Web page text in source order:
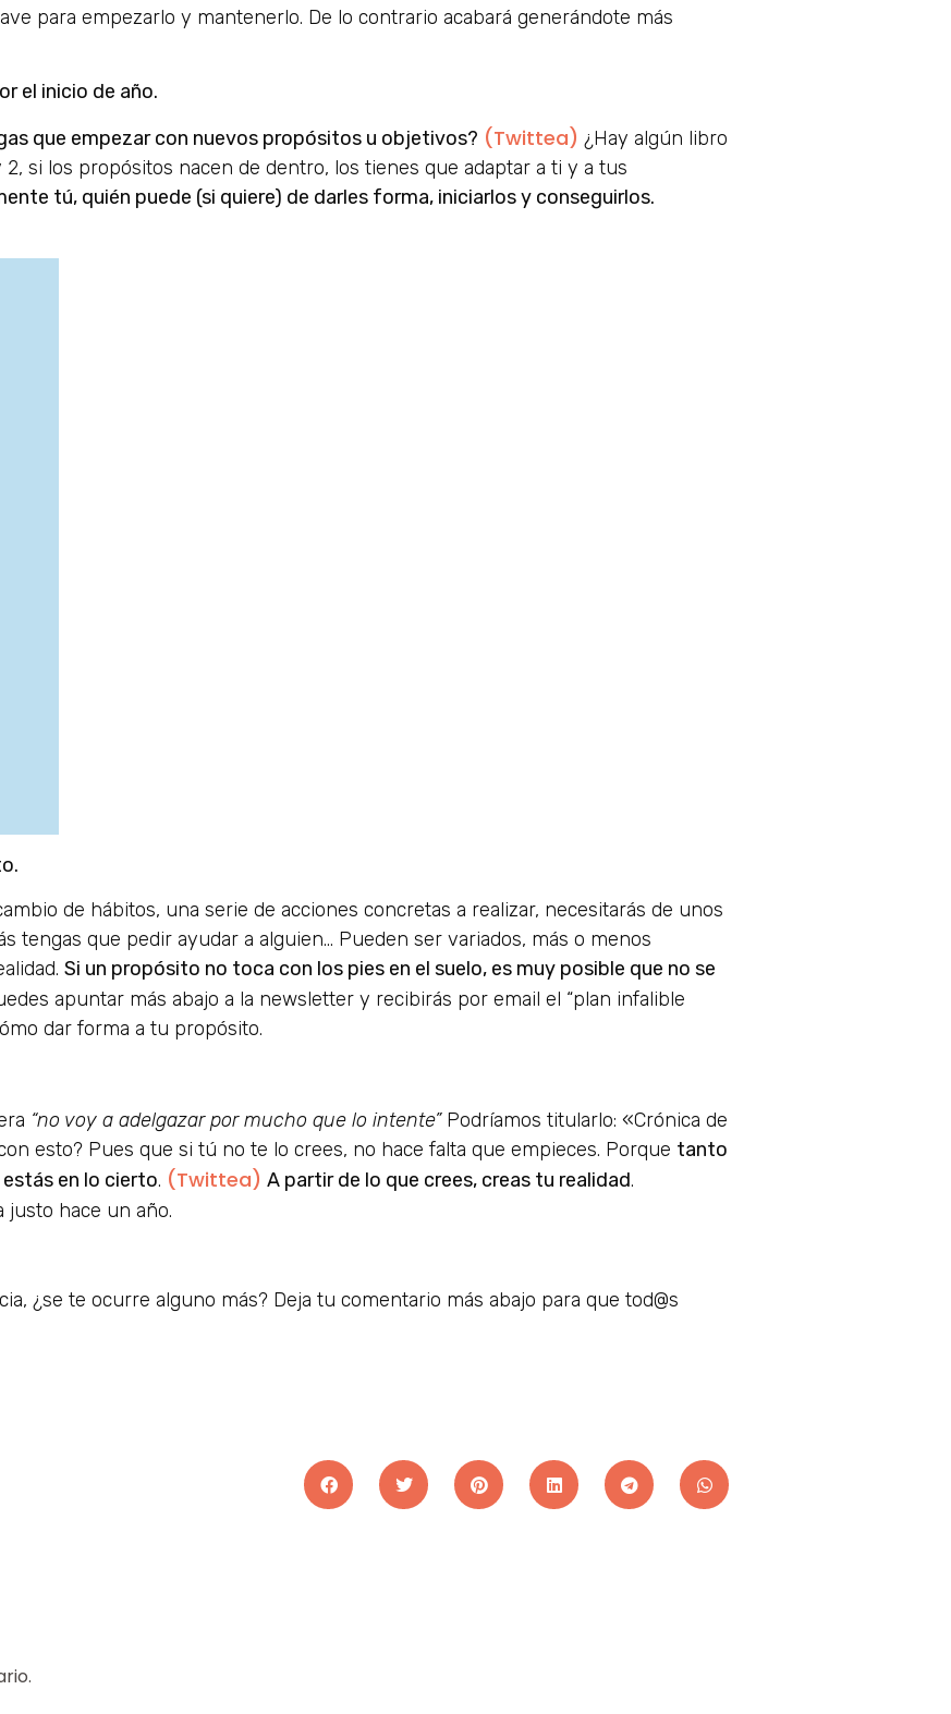
para empezarlo y mantenerlo. De lo contrario acabará generándote más
el inicio de año.
que empezar con nuevos propósitos u objetivos? (Twittea) ¿Hay algún libro
si los propósitos nacen de dentro, los tienes que adaptar a ti y a tus
tú, quién puede (si quiere) de darles forma, iniciarlos y conseguirlos.
de hábitos, una serie de acciones concretas a realizar, necesitarás de unos
tengas que pedir ayudar a alguien… Pueden ser variados, más o menos
Si un propósito no toca con los pies en el suelo, es muy posible que no se
apuntar más abajo a la newsletter y recibirás por email el “plan infalible
dar forma a tu propósito.
“no voy a adelgazar por mucho que lo intente” Podríamos titularlo: «Crónica de
esto? Pues que si tú no te lo crees, no hace falta que empieces. Porque tanto
en lo cierto. (Twittea) A partir de lo que crees, creas tu realidad.
justo hace un año.
¿se te ocurre alguno más? Deja tu comentario más abajo para que tod@s